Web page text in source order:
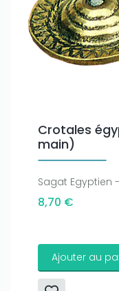
Crotales
main)
Sagat Egyptien
8,70 €
Ajouter au